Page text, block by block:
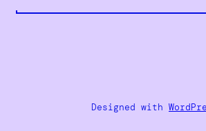
Designed with